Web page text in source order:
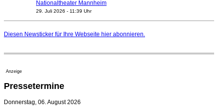
Nationaltheater Mannheim
29. Juli 2026 - 11:39 Uhr
geht 2027
Kammerorchester Heilbronn: Chefdirigent Risto Joost
Opernhäuser gedenken vertriebener jüdischer
Ensemblemitglieder
Diesen Newsticker für Ihre Webseite hier abonnieren.
Anzeige
Pressetermine
Donnerstag, 06. August 2026